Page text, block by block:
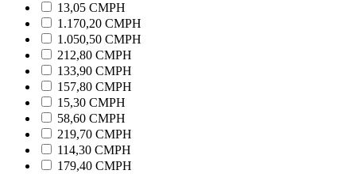
13,05 CMPH
1.170,20 CMPH
1.050,50 CMPH
212,80 CMPH
133,90 CMPH
157,80 CMPH
15,30 CMPH
58,60 CMPH
219,70 CMPH
114,30 CMPH
179,40 CMPH